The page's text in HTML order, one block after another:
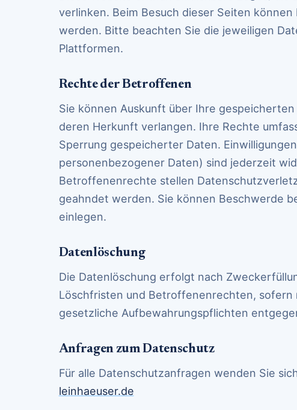
verlinken. Beim Besuch dieser Seiten
werden. Bitte beachten Sie die jeweiligen
Plattformen.
Rechte der Betroffenen
Sie können Auskunft über Ihre
deren Herkunft verlangen. Ihre Rechte
Sperrung gespeicherter Daten.
personenbezogener Daten) sind jederzeit
Betroffenenrechte stellen
geahndet werden. Sie können Beschwerde
einlegen.
Datenlöschung
Die Datenlöschung erfolgt nach
Löschfristen und Betroffenenrechten,
gesetzliche Aufbewahrungspflichten
Anfragen zum Datenschutz
Für alle Datenschutzanfragen wenden Sie
leinhaeuser.de